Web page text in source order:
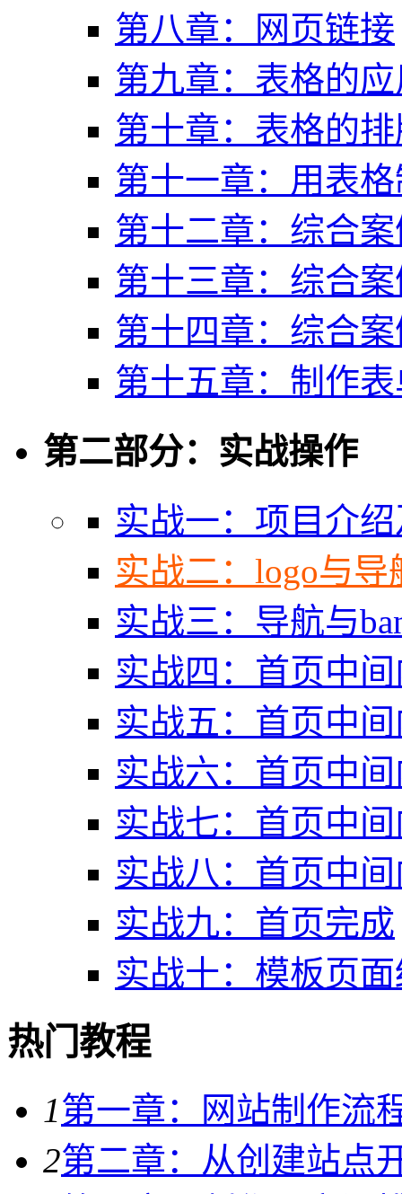
第八章：网页链接
第九章：表格的
第十章：表格的
第十一章：用表
第十二章：综合
第十三章：综合
第十四章：综合
第十五章：制作
第二部分：实战操作
实战一：项目介
实战二：logo与导
实战三：导航与
实战四：首页中
实战五：首页中
实战六：首页中
实战七：首页中
实战八：首页中
实战九：首页完成
实战十：模板页
热门教程
1第一章：网站制作流
2第二章：从创建站点